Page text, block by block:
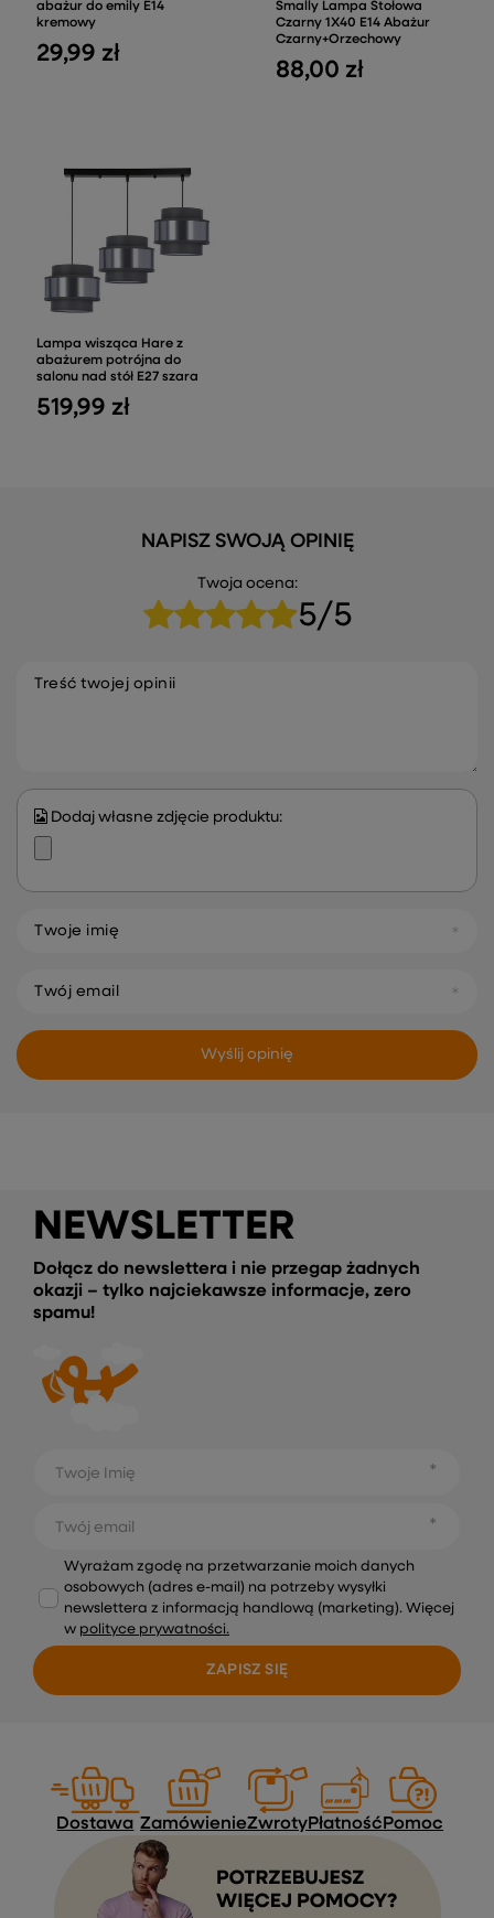
abażur do emily E14
kremowy
29,99 zł
Smally Lampa Stołowa
Czarny 1X40 E14 Abażur
Czarny+Orzechowy
88,00 zł
Lampa wisząca Hare z
abażurem potrójna do
salonu nad stół E27 szara
519,99 zł
NAPISZ SWOJĄ OPINIĘ
Twoja ocena:
5/5
Treść twojej opinii
Dodaj własne zdjęcie produktu:
Twoje imię
Twój email
Wyślij opinię
NEWSLETTER
Dołącz do newslettera i nie przegap żadnych
okazji – tylko najciekawsze informacje, zero
spamu!
Twoje Imię
Twój email
Wyrażam zgodę na przetwarzanie moich danych
osobowych (adres e-mail) na potrzeby wysyłki
newslettera z informacją handlową (marketing). Więcej
w polityce prywatności.
ZAPISZ SIĘ
Dostawa ZamówienieZwrotyPłatnośćPomoc